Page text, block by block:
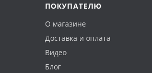
ПОКУПАТЕЛЮ
О магазине
Доставка и оплата
Видео
Блог